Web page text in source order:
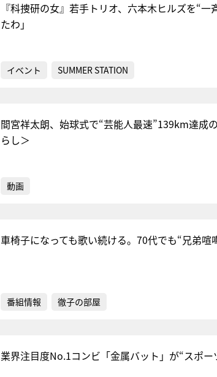
『科捜研の女』若手トリオ、六本木ヒルズを“
たわ」
イベント SUMMER STATION
間宮祥太朗、始球式で“芸能人最速”139km達成
らし＞
動画
車椅子になっても歌い続ける。70代でも“兄弟
番組情報 徹子の部屋
業界注目度No.1コンビ「金属バット」が“スポー